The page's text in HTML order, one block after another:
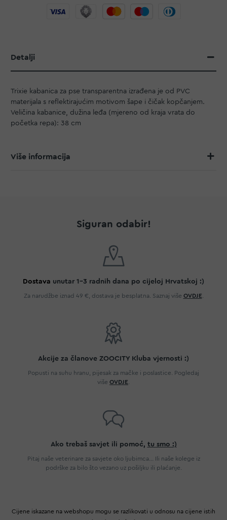
Detalji
Trixie kabanica za pse transparentna izrađena je od PVC
materijala s reflektirajućim motivom šape i čičak kopčanjem.
Veličina kabanice, dužina leđa (mjereno od kraja vrata do
početka repa): 38 cm
Više informacija
Siguran odabir!
Dostava unutar 1-3 radnih dana po cijeloj Hrvatskoj :)
Za narudžbe iznad 49 €, dostava je besplatna. Saznaj više OVDJE
Akcije za članove ZOOCITY Kluba vjernosti :)
Popusti na suhu hranu, pijesak za mačke i poslastice. Pogledaj
više OVDJE
Ako trebaš savjet ili pomoć, tu smo :)
Pitaj naše veterinare za savjete oko ljubimca... Ili naše kolege iz
podrške za bilo što vezano uz pošiljku ili plaćanje.
Cijene iskazane na webshopu mogu se razlikovati u odnosu na cijene istih